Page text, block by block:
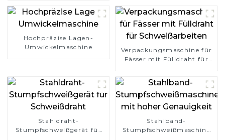
Hochpräzise Lagen-
Umwickelmaschine
Verpackungsmaschine für
Fässer mit Fülldraht für
Stahldraht-
Stumpfschweißgerät für
Stahlband-
Stumpfschweißmaschine